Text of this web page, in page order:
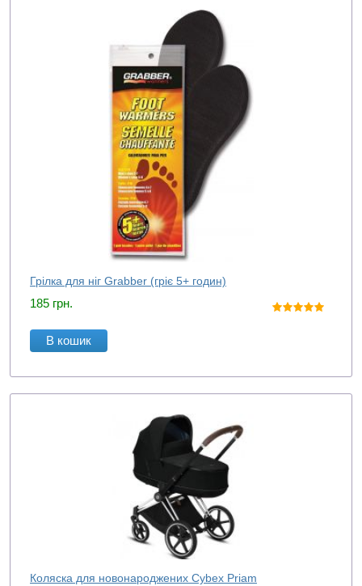
Грілка для ніг Grabber (гріє 5+ годин)
185 грн.
В кошик
Коляска для новонароджених Cybex Priam